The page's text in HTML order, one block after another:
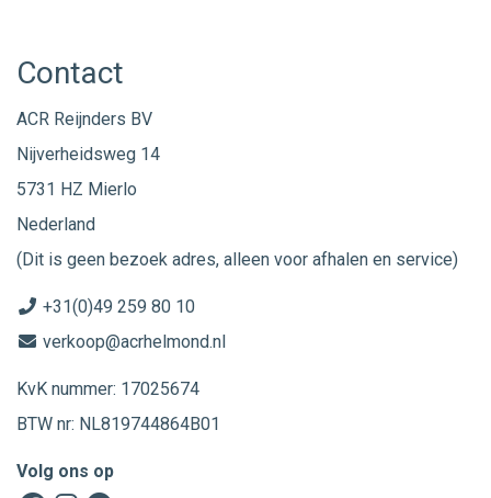
Contact
ACR Reijnders BV
Nijverheidsweg 14
5731 HZ Mierlo
Nederland
(Dit is geen bezoek adres, alleen voor afhalen en service)
+31(0)49 259 80 10
verkoop@acrhelmond.nl
KvK nummer: 17025674
BTW nr: NL819744864B01
Volg ons op